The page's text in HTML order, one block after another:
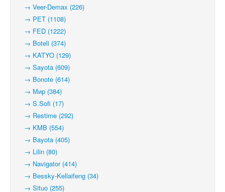
→ Veer-Demax (226)
→ PET (1108)
→ FED (1222)
→ Boteli (374)
→ KATYO (129)
→ Sayota (609)
→ Bonote (614)
→ Мир (384)
→ S.Sofi (17)
→ Restime (292)
→ KMB (554)
→ Bayota (405)
→ Lilin (80)
→ Navigator (414)
→ Bessky-Kellaifeng (34)
→ Situo (255)